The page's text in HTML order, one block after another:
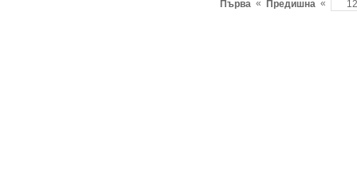
Първа « Предишна «